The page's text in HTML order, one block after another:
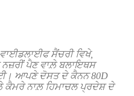
ਵਾਈਡਲਾਈਫ ਸੈਂਚਰੀ ਵਿਖੇ,
ਨਜ਼ਰੀਂ ਪੈਣ ਵਾਲ਼ੇ ਬਲਾਇਥਸ
ਆਪਣੇ ਦੋਸਤ ਦੇ ਕੈਨਨ 80D
ਕੈਮਰੇ ਨਾਲ਼ ਹਿਮਾਚਲ ਪ੍ਰਦੇਸ਼ ਦੇ